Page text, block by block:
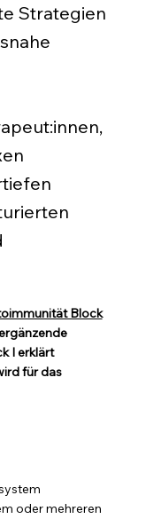
Block
I erklärt
für das
oder mehreren
Strategien